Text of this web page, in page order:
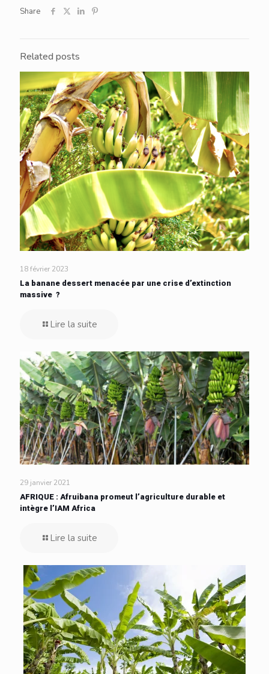
Share
Related posts
18 février 2023
La banane dessert menacée par une crise d’extinction
massive ?
Lire la suite
29 janvier 2021
AFRIQUE : Afruibana promeut l’agriculture durable et
intègre l’IAM Africa
Lire la suite